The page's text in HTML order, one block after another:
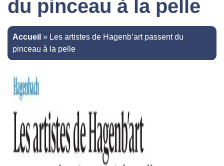
du pinceau à la pelle
Accueil » Les artistes de Hagenb’art passent du
pinceau à la pelle